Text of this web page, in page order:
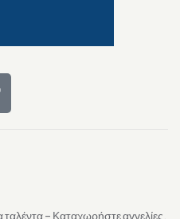
– Καταχωρήστε αγγελίες,